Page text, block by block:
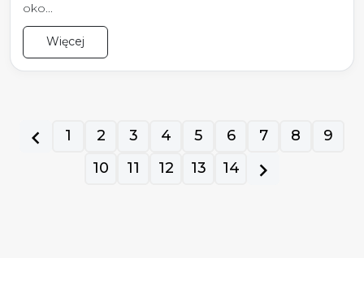
oko...
Więcej
prev 1 2 3 4 5 6 7 8
9
10
11 12 13 14 next